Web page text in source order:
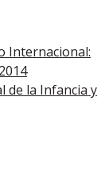
Internacional:
de la Infancia y